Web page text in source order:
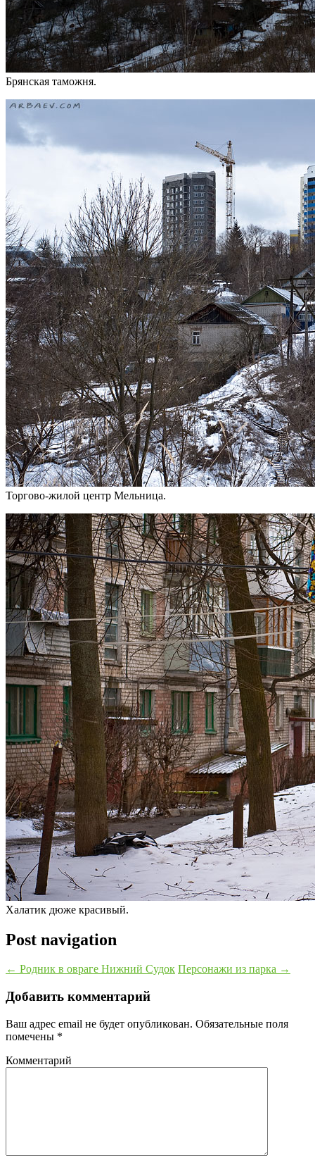
Брянская таможня.
Торгово-жилой центр Мельница.
Халатик дюже красивый.
Post navigation
← Родник в овраге Нижний Судок Персонажи из парка →
Добавить комментарий
Ваш адрес email не будет опубликован. Обязательные поля
помечены *
Комментарий